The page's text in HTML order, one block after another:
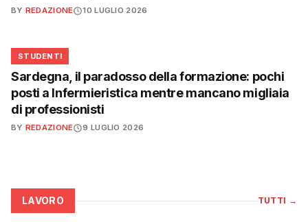
BY REDAZIONE 10 LUGLIO 2026
🎓
STUDENTI
Sardegna, il paradosso della formazione: pochi
posti a Infermieristica mentre mancano migliaia
di professionisti
BY REDAZIONE 9 LUGLIO 2026
LAVORO TUTTI →